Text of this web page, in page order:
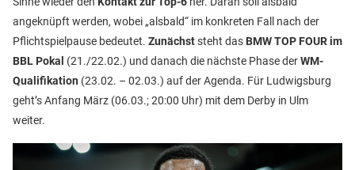
angeknüpft werden, wobei „alsbald“ im konkreten Fall nach der
Pflichtspielpause bedeutet. Zunächststeht das BMW TOP FOUR im
BBL Pokal (21./22.02.) und danach die nächste Phase derWM-
Qualifikation (23.02. – 02.03.) auf der Agenda. Für Ludwigsburg
geht’s Anfang März (06.03.; 20:00 Uhr) mit dem Derby in Ulm
weiter.